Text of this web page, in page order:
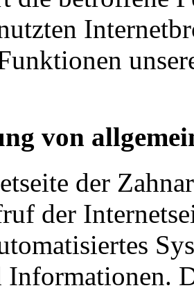
von
der
der
Informationen.